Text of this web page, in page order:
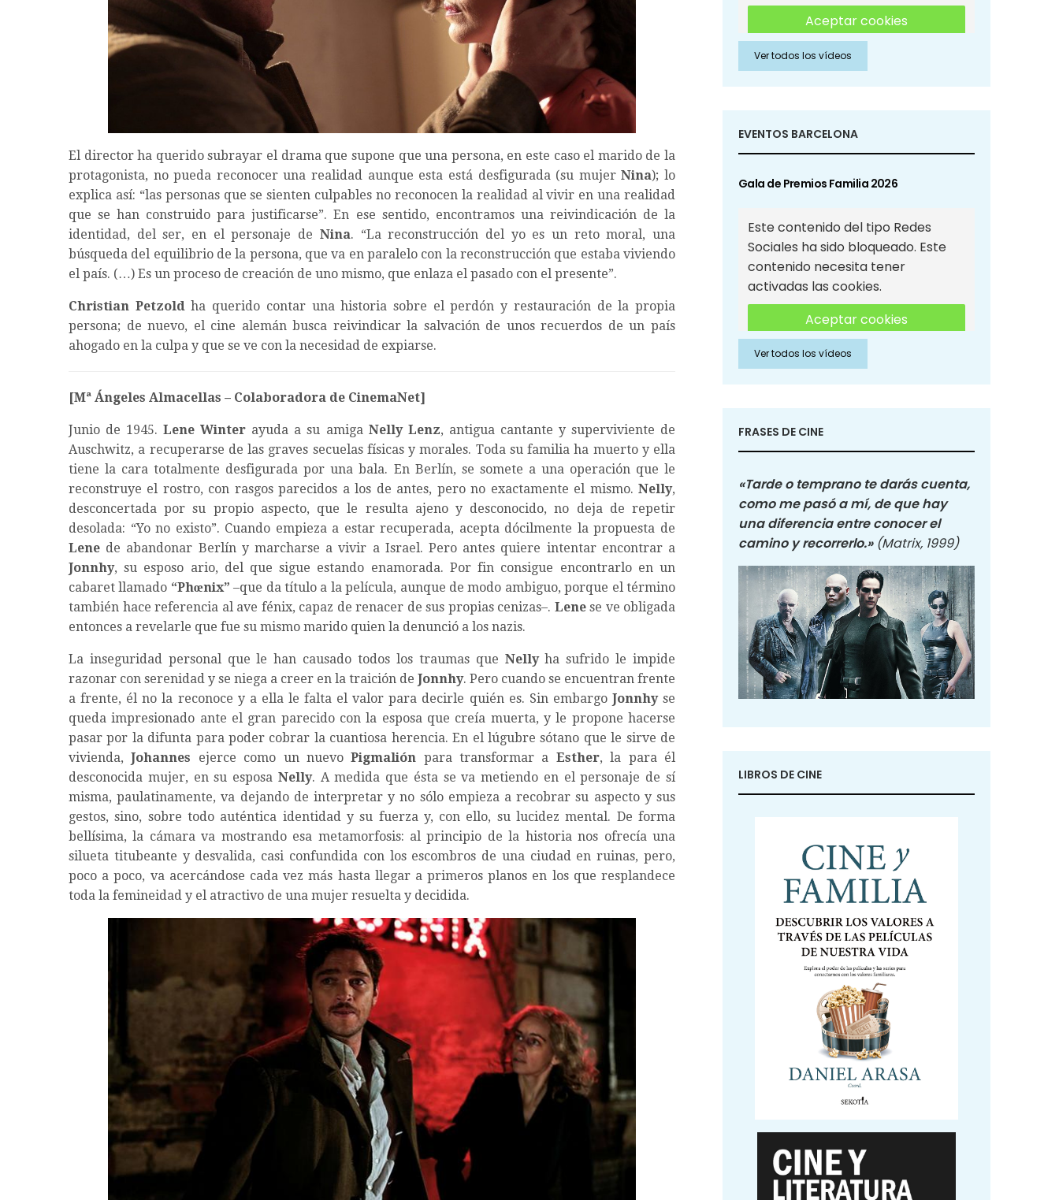
El director ha querido subrayar el drama que supone que una persona, en este caso el marido de la
protagonista, no pueda reconocer una realidad aunque esta está desfigurada (su mujerNina); lo
explica así: “las personas que se sienten culpables no reconocen la realidad al vivir en una realidad
que se han construido para justificarse”. En ese sentido, encontramos una reivindicación de la
identidad, del ser, en el personaje de Nina. “La reconstrucción del yo es un reto moral, una
búsqueda del equilibrio de la persona, que va en paralelo con la reconstrucción que estaba viviendo
el país. (…) Es un proceso de creación de uno mismo, que enlaza el pasado con el presente”.
Christian Petzold ha querido contar una historia sobre el perdón y restauración de la propia
persona; de nuevo, el cine alemán busca reivindicar la salvación de unos recuerdos de un país
ahogado en la culpa y que se ve con la necesidad de expiarse.
[Mª Ángeles Almacellas – Colaboradora de CinemaNet]
Junio de 1945.Lene Winter ayuda a su amiga Nelly Lenz, antigua cantante y superviviente de
Auschwitz, a recuperarse de las graves secuelas físicas y morales. Toda su familia ha muerto y ella
tiene la cara totalmente desfigurada por una bala. En Berlín, se somete a una operación que le
reconstruye el rostro, con rasgos parecidos a los de antes, pero no exactamente el mismo. Nelly,
desconcertada por su propio aspecto, que le resulta ajeno y desconocido, no deja de repetir
desolada: “Yo no existo”. Cuando empieza a estar recuperada, acepta dócilmente la propuesta de
Lene de abandonar Berlín y marcharse a vivir a Israel. Pero antes quiere intentar encontrar a
Jonnhy, su esposo ario, del que sigue estando enamorada. Por fin consigue encontrarlo en un
cabaret llamado “Phœnix” –que da título a la película, aunque de modo ambiguo, porque el término
también hace referencia al ave fénix, capaz de renacer de sus propias cenizas–. Lenese ve obligada
entonces a revelarle que fue su mismo marido quien la denunció a los nazis.
La inseguridad personal que le han causado todos los traumas que Nellyha sufrido le impide
razonar con serenidad y se niega a creer en la traición de Jonnhy. Pero cuando se encuentran frente
a frente, él no la reconoce y a ella le falta el valor para decirle quién es. Sin embargo Jonnhyse
queda impresionado ante el gran parecido con la esposa que creía muerta, y le propone hacerse
pasar por la difunta para poder cobrar la cuantiosa herencia. En el lúgubre sótano que le sirve de
vivienda,Johannes ejerce como un nuevoPigmalión para transformar a Esther, la para él
desconocida mujer, en su esposa Nelly. A medida que ésta se va metiendo en el personaje de sí
misma, paulatinamente, va dejando de interpretar y no sólo empieza a recobrar su aspecto y sus
gestos, sino, sobre todo auténtica identidad y su fuerza y, con ello, su lucidez mental. De forma
bellísima, la cámara va mostrando esa metamorfosis: al principio de la historia nos ofrecía una
silueta titubeante y desvalida, casi confundida con los escombros de una ciudad en ruinas, pero,
poco a poco, va acercándose cada vez más hasta llegar a primeros planos en los que resplandece
toda la femineidad y el atractivo de una mujer resuelta y decidida.
Aceptar cookies
Aceptar cookies de Redes
Sociales
Ver todos los vídeos
EVENTOS BARCELONA
Gala de Premios Familia 2026
Este contenido del tipo Redes
Sociales ha sido bloqueado. Este
contenido necesita tener
activadas las cookies.
Aceptar cookies
Aceptar cookies de Redes
Sociales
Ver todos los vídeos
FRASES DE CINE
«Tarde o temprano te darás cuenta,
como me pasó a mí, de que hay
una diferencia entre conocer el
camino y recorrerlo.» (Matrix, 1999)
LIBROS DE CINE